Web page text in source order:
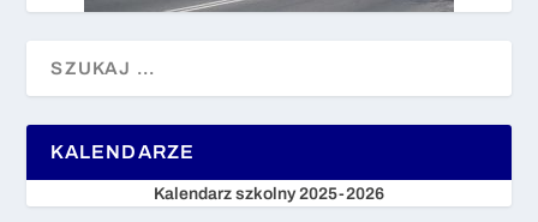
KALENDARZE
Kalendarz szkolny 2025-2026